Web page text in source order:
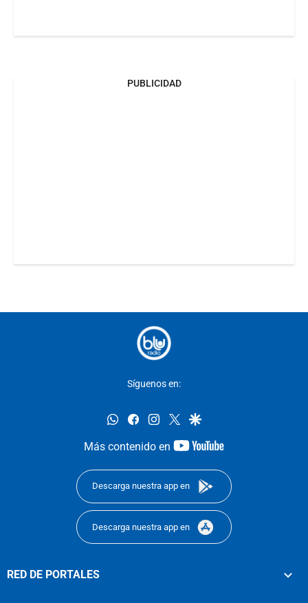
PUBLICIDAD
Síguenos en:
whatsappfacebookinstagram
twittergoogle
Más contenido en
youtube-
Descarga nuestra app en
Descarga nuestra app en
RED DE PORTALES